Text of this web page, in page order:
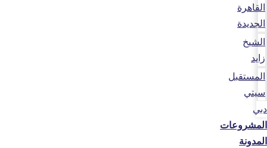
القاهرة
الجديدة
الشيخ
زايد
المستقبل
سيتي
دبي
المشروعات
المدونة